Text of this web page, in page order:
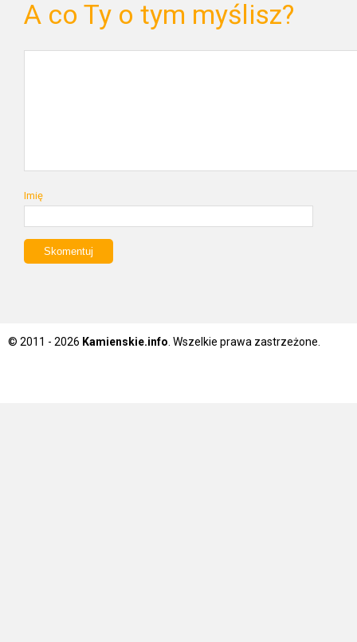
A co Ty o tym myślisz?
Imię
© 2011 - 2026 Kamienskie.info . Wszelkie prawa zastrzeżone.